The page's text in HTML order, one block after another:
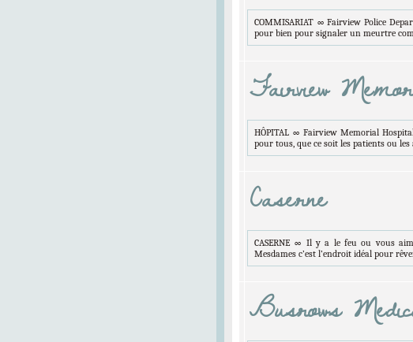
Et
COMMISARIAT ∞ Fairview Police
pour bien pour signaler un meurtre
Fairview
HÔPITAL ∞ Fairview Memorial
pour tous, que ce soit les patients ou
Caserne
CASERNE ∞ Il y a le feu ou vous
Mesdames c’est l’endroit idéal pour
Busrows